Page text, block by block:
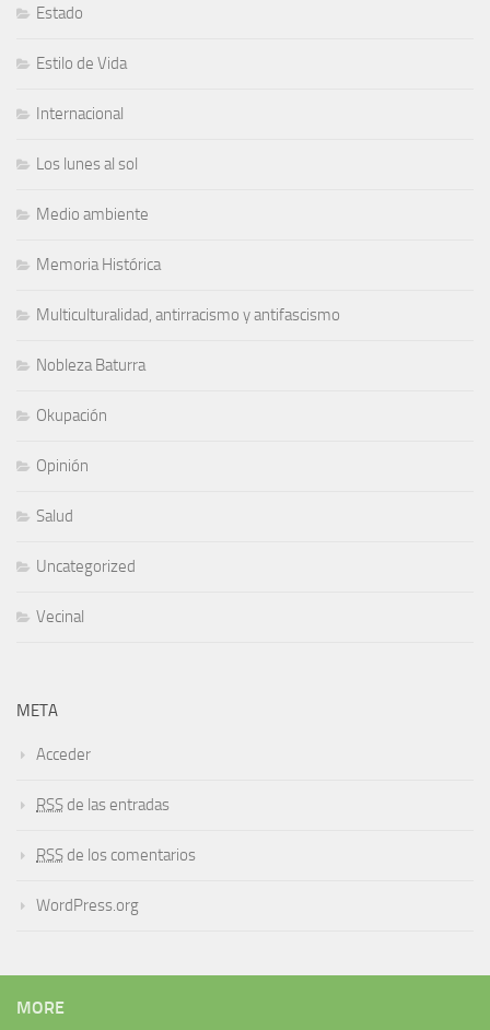
Estado
Estilo de Vida
Internacional
Los lunes al sol
Medio ambiente
Memoria Histórica
Multiculturalidad, antirracismo y antifascismo
Nobleza Baturra
Okupación
Opinión
Salud
Uncategorized
Vecinal
META
Acceder
RSS de las entradas
RSS de los comentarios
WordPress.org
MORE